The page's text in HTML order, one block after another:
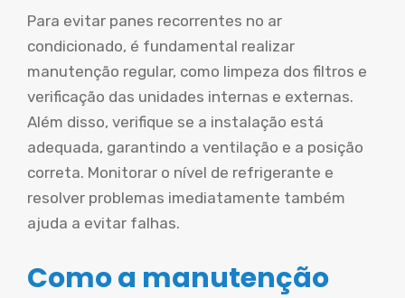
Para evitar panes recorrentes no ar
condicionado, é fundamental realizar
manutenção regular, como limpeza dos filtros e
verificação das unidades internas e externas.
Além disso, verifique se a instalação está
adequada, garantindo a ventilação e a posição
correta. Monitorar o nível de refrigerante e
resolver problemas imediatamente também
ajuda a evitar falhas.
Como a manutenção